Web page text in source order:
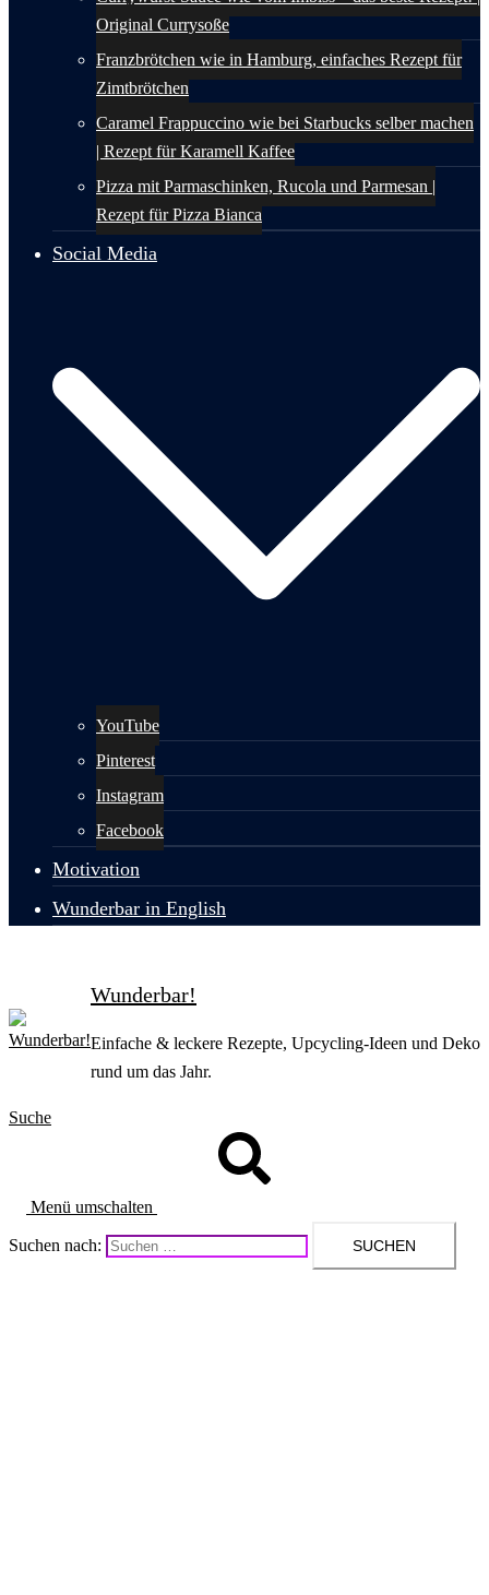
Original Currysoße
Franzbrötchen wie in Hamburg, einfaches Rezept für
Zimtbrötchen
Caramel Frappuccino wie bei Starbucks selber machen
| Rezept für Karamell Kaffee
Pizza mit Parmaschinken, Rucola und Parmesan |
Rezept für Pizza Bianca
Social Media
YouTube
Pinterest
Instagram
Facebook
Motivation
Wunderbar in English
Wunderbar!
Einfache & leckere Rezepte, Upcycling-Ideen und Deko
rund um das Jahr.
Suche
Menü umschalten
Suchen nach: